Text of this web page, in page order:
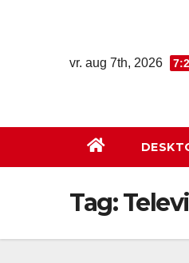
vr. aug 7th, 2026
Tag: